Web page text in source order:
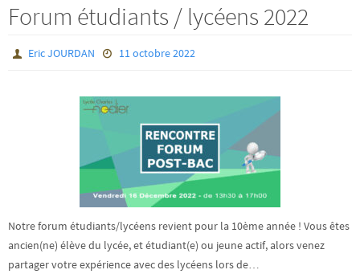
Forum étudiants / lycéens 2022
Eric JOURDAN 11 octobre 2022
Notre forum étudiants/lycéens revient pour la 10ème année ! Vous êtes
ancien(ne) élève du lycée, et étudiant(e) ou jeune actif, alors venez
partager votre expérience avec des lycéens lors de…